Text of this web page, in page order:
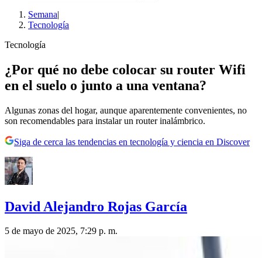
Semana|
Tecnología
Tecnología
¿Por qué no debe colocar su router Wifi
en el suelo o junto a una ventana?
Algunas zonas del hogar, aunque aparentemente convenientes, no
son recomendables para instalar un router inalámbrico.
Siga de cerca las tendencias en tecnología y ciencia en Discover
David Alejandro Rojas García
5 de mayo de 2025, 7:29 p. m.